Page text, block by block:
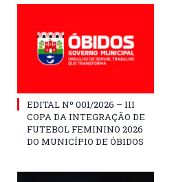
EDITAL Nº 001/2026 – III
COPA DA INTEGRAÇÃO DE
FUTEBOL FEMININO 2026
DO MUNICÍPIO DE ÓBIDOS